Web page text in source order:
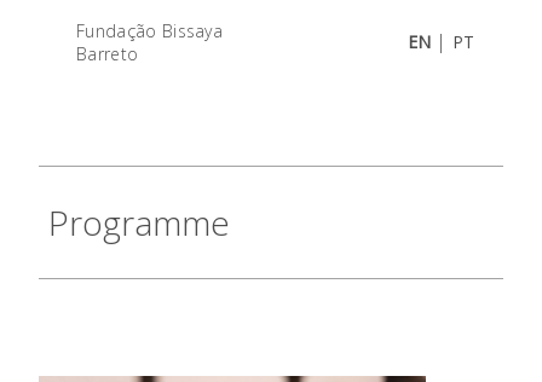
Fundação Bissaya
Barreto
EN | PT
Programme